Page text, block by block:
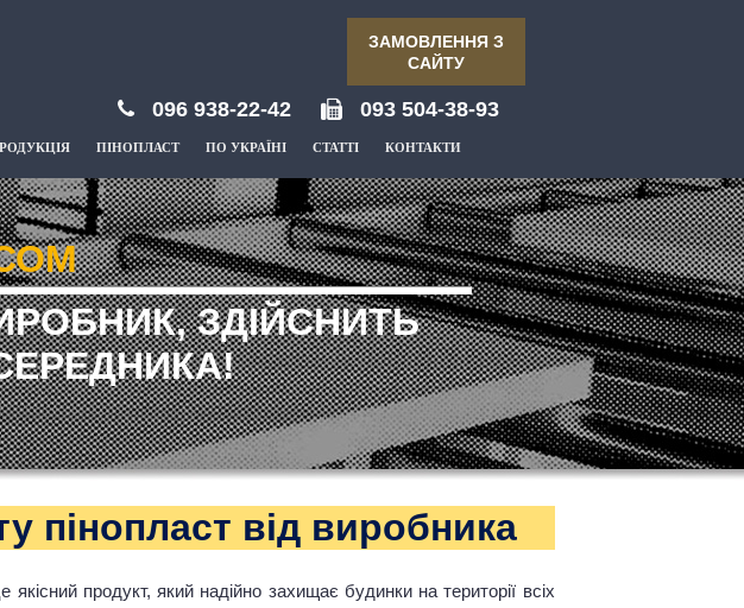
ЗАМОВЛЕННЯ З
САЙТУ
096 938-22-42 093 504-38-93
ПІНОПЛАСТ ПО УКРАЇНІ СТАТТІ КОНТАКТИ
ЗДІЙСНИТЬ
пінопласт від виробника
продукт, який надійно захищає будинки на території всіх